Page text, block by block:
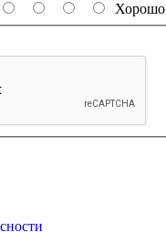
Хорошо